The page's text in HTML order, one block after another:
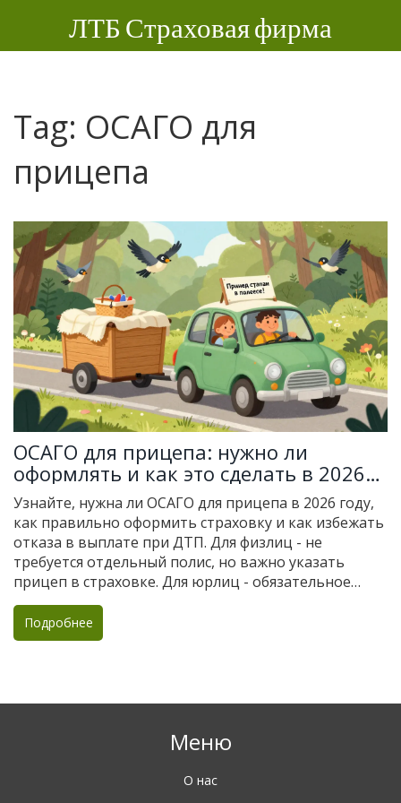
ЛТБ Страховая фирма
Tag: ОСАГО для
прицепа
ОСАГО для прицепа: нужно ли
оформлять и как это сделать в 2026
году
Узнайте, нужна ли ОСАГО для прицепа в 2026 году,
как правильно оформить страховку и как избежать
отказа в выплате при ДТП. Для физлиц - не
требуется отдельный полис, но важно указать
прицеп в страховке. Для юрлиц - обязательное
условие.
Подробнее
Меню
О нас